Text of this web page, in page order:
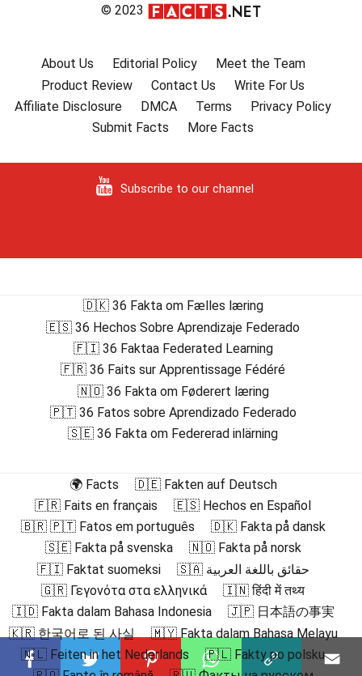
© 2023
About Us Editorial Policy
Meet the Team
Product Review
Contact Us
Write For Us
Affiliate Disclosure
DMCA Terms
Privacy Policy
Submit Facts
More Facts
Subscribe to our channel
🇩🇰 36 Fakta om Fælles læring
🇪🇸 36 Hechos Sobre Aprendizaje Federado
🇫🇮 36 Faktaa Federated Learning
🇫🇷 36 Faits sur Apprentissage Fédéré
🇳🇴 36 Fakta om Føderert læring
🇵🇹 36 Fatos sobre Aprendizado Federado
🇸🇪 36 Fakta om Federerad inlärning
🌍 Facts
🇩🇪 Fakten auf Deutsch
🇫🇷 Faits en français
🇪🇸 Hechos en Español
🇧🇷 🇵🇹 Fatos em português
🇩🇰 Fakta på dansk
🇸🇪 Fakta på svenska
🇳🇴 Fakta på norsk
🇫🇮 Faktat suomeksi
🇸🇦 حقائق باللغة العربية
🇬🇷 Γεγονότα στα ελληνικά
🇮🇳 हिंदी में तथ्य
🇮🇩 Fakta dalam Bahasa Indonesia
🇯🇵 日本語の事実
🇰🇷 한국어로 된 사실
🇲🇾 Fakta dalam Bahasa Melayu
🇳🇱 Feiten in het Nederlands
🇵🇱 Fakty po polsku